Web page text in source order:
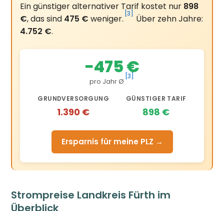
Ein günstiger alternativer Tarif kostet nur 898
€, das sind 475 € weniger. [3]
Über zehn Jahre:
4.752 €.
−475 €
pro Jahr Ø
[3]
GRUNDVERSORGUNG
1.390 €
GÜNSTIGER TARIF
898 €
Ersparnis für meine PLZ →
Strompreise Landkreis Fürth im
Überblick